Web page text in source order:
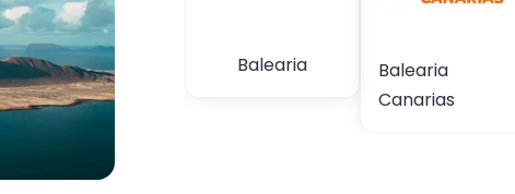
Balearia
Balearia
Canarias